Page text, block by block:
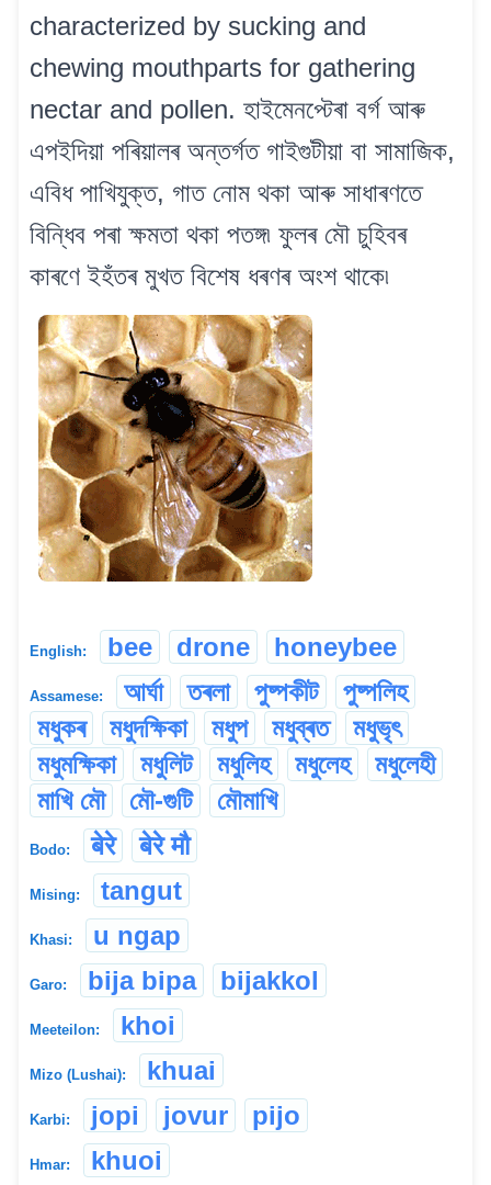
characterized by sucking and
chewing mouthparts for gathering
nectar and pollen. হাইমেনপ্টেৰা বৰ্গ আৰু
এপইদিয়া পৰিয়ালৰ অন্তৰ্গত গাইগুটীয়া বা সামাজিক,
এবিধ পাখিযুক্ত, গাত নোম থকা আৰু সাধাৰণতে
বিন্ধিব পৰা ক্ষমতা থকা পতঙ্গ৷ ফুলৰ মৌ চুহিবৰ
কাৰণে ইহঁতৰ মুখত বিশেষ ধৰণৰ অংশ থাকে৷
English: bee drone honeybee
Assamese: আৰ্ঘা তৰলা পুষ্পকীট
পুষ্পলিহ
মধুকৰ
মধুদক্ষিকা মধুপ মধুব্ৰত
মধুভৃৎ
মধুমক্ষিকা
মধুলিট মধুলিহ মধুলেহ
মধুলেহী
মাখি মৌ
মৌ-গুটি মৌমাখি
Bodo: बेरे बेरे मौ
Mising: tangut
Khasi: u ngap
Garo: bija bipa bijakkol
Meeteilon: khoi
Mizo (Lushai): khuai
Karbi: jopi jovur pijo
Hmar: khuoi